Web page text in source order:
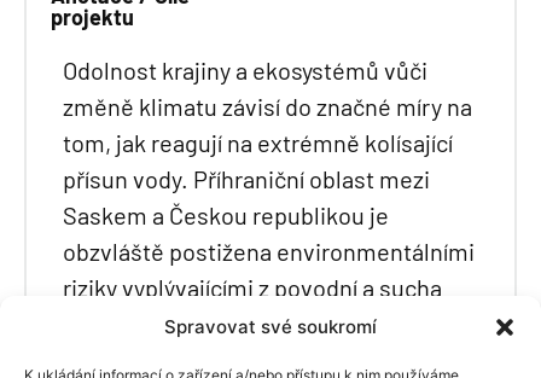
Spravovat své soukromí
projektu
Odolnost krajiny a ekosystémů vůči
změně klimatu závisí do značné míry na
tom, jak reagují na extrémně kolísající
přísun vody. Příhraniční oblast mezi
Saskem a Českou republikou je
obzvláště postižena environmentálními
riziky vyplývajícími z povodní a sucha
(časté záplavy, odumírání lesů, lesní